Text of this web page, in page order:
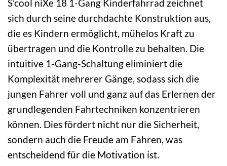
S’cool niXe 18 1-Gang Kinderfahrrad zeichnet
sich durch seine durchdachte Konstruktion aus,
die es Kindern ermöglicht, mühelos Kraft zu
übertragen und die Kontrolle zu behalten. Die
intuitive 1-Gang-Schaltung eliminiert die
Komplexität mehrerer Gänge, sodass sich die
jungen Fahrer voll und ganz auf das Erlernen der
grundlegenden Fahrtechniken konzentrieren
können. Dies fördert nicht nur die Sicherheit,
sondern auch die Freude am Fahren, was
entscheidend für die Motivation ist.